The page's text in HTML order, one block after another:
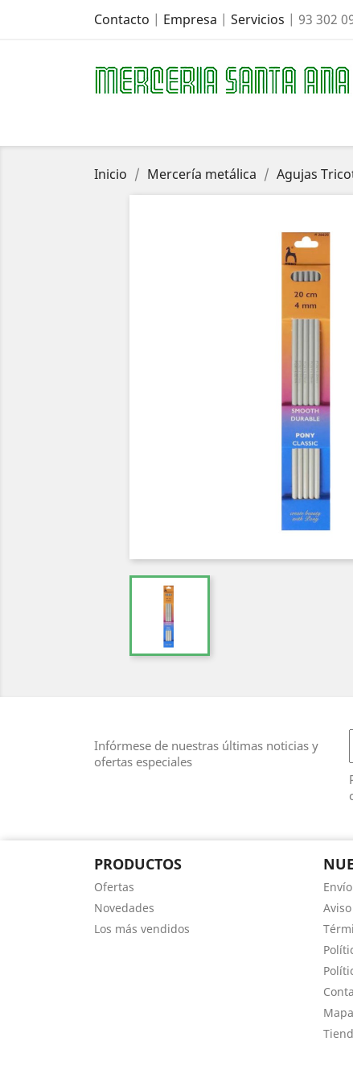
Contacto | Empresa | Servicios | 93 302
Inicio Mercería metálica Agujas
Infórmese de nuestras últimas noticias y
ofertas especiales
PRODUCTOS
Ofertas
Novedades
Los más vendidos